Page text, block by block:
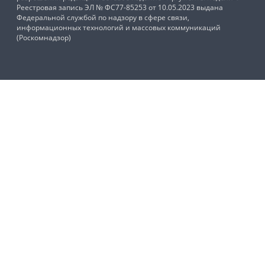
Реестровая запись ЭЛ № ФС77-85253 от 10.05.2023 выдана
Федеральной службой по надзору в сфере связи,
информационных технологий и массовых коммуникаций
(Роскомнадзор)